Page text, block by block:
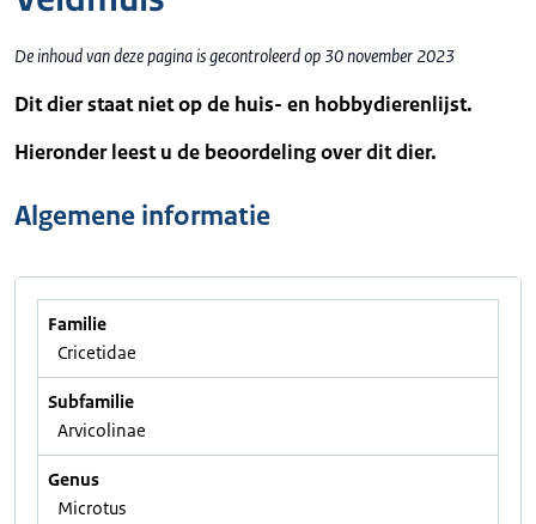
De inhoud van deze pagina is gecontroleerd op 30 november 2023
Dit dier staat niet op de huis- en hobbydierenlijst.
Hieronder leest u de beoordeling over dit dier.
Algemene informatie
Familie
Cricetidae
Subfamilie
Arvicolinae
Genus
Microtus